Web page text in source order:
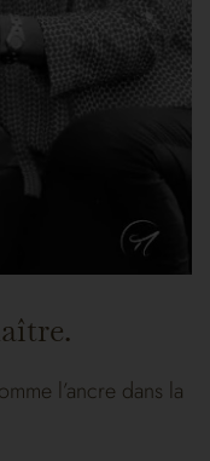
l’ancre dans la